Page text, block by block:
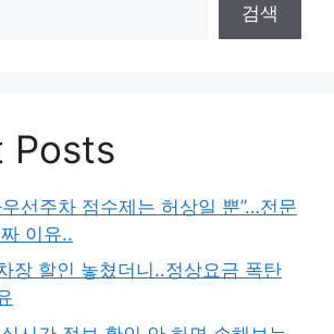
검색
Posts
선주차 점수제는 허상일 뿐”…전문
이유..
장 할인 놓쳤더니..정상요금 폭탄